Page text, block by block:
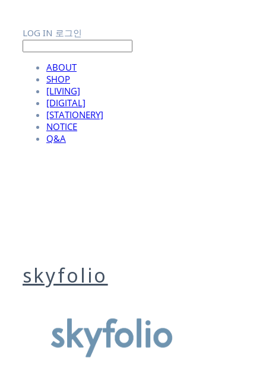
LOG IN 로그인
ABOUT
SHOP
[LIVING]
[DIGITAL]
[STATIONERY]
NOTICE
Q&A
skyfolio